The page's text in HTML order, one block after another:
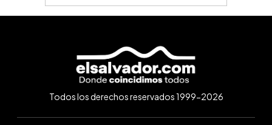
Todos los derechos reservados 1999-2026